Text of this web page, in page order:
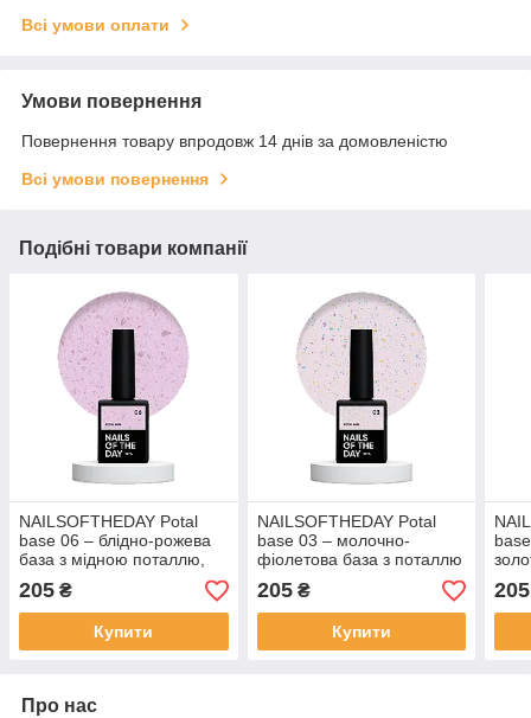
Всі умови оплати
Умови повернення
Повернення товару впродовж 14 днів за домовленістю
Всі умови повернення
Подібні товари компанії
NAILSOFTHEDAY Potal
base 06 – блідно-рожева
база з мідною поталлю,
10 мл
205 ₴
Купити
NAILSOFTHEDAY Potal
base 03 – молочно-
фіолетова база з поталлю
(золотисто-фіолетова та
зелена поталь), 10 мл
205₴
Купити
205
Про нас